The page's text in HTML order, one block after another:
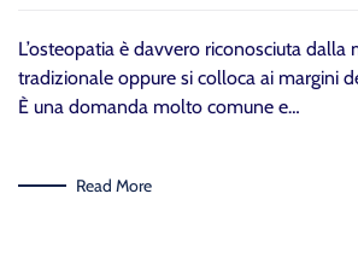
L’osteopatia è davvero riconosciuta dalla
tradizionale oppure si colloca ai margini
È una domanda molto comune e…
Read More